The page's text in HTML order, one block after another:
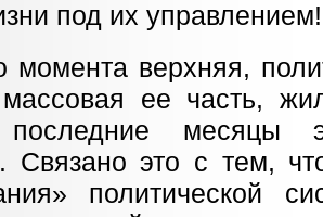
под их управлением!
момента верхняя,
ее часть,
месяцы
Связано это с тем,
политической